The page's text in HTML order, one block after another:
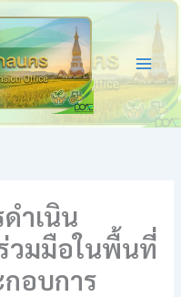
ำเนิน
วมมือในพื้นที่
อบการ